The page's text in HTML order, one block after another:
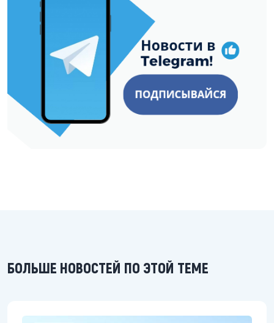
БОЛЬШЕ НОВОСТЕЙ ПО ЭТОЙ ТЕМЕ